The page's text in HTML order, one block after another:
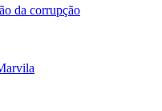
da corrupção